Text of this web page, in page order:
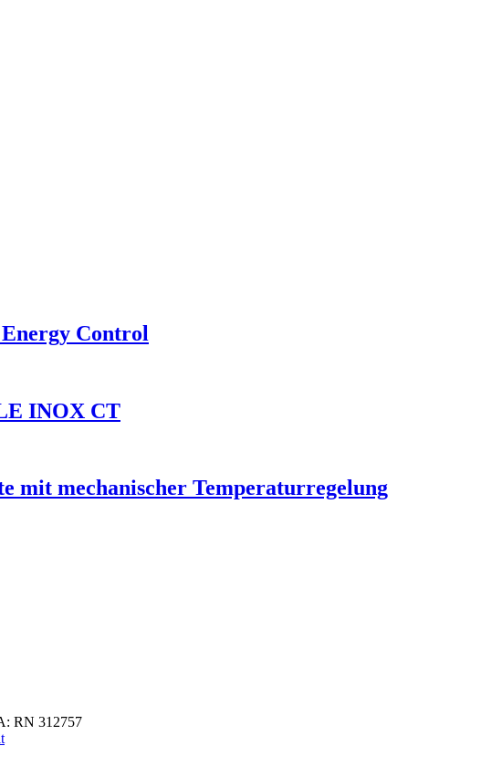
Control
INOX CT
mit mechanischer Temperaturregelung
RN 312757